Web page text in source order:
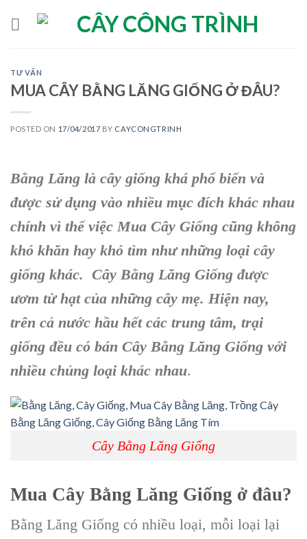
TƯ VẤN
MUA CÂY BẰNG LĂNG GIỐNG Ở ĐÂU?
POSTED ON 17/04/2017 BY CAYCONGTRINH
Bằng Lăng là cây giống khá phổ biến và
được sử dụng vào nhiều mục đích khác nhau
chính vì thế việc Mua Cây Giống cũng không
khó khăn hay khó tìm như những loại cây
giống khác. Cây Bằng Lăng Giống được
ươm từ hạt của những cây mẹ. Hiện nay,
trên cả nước hầu hết các trung tâm, trại
giống đều có bán Cây Bằng Lăng Giống với
nhiều chủng loại khác nhau.
Cây Bằng Lăng Giống
Mua Cây Bằng Lăng Giống ở đâu?
Bằng Lăng Giống có nhiều loại, mỗi loại lại